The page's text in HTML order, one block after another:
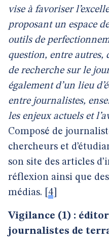
vise à favoriser
proposant un espace
outils de
question, entre autres,
de recherche sur le
également d’un lieu
entre journalistes,
les enjeux actuels et
Composé de
chercheurs et
son site des articles
réflexion ainsi que
médias.
4
Vigilance (1) :
journalistes de